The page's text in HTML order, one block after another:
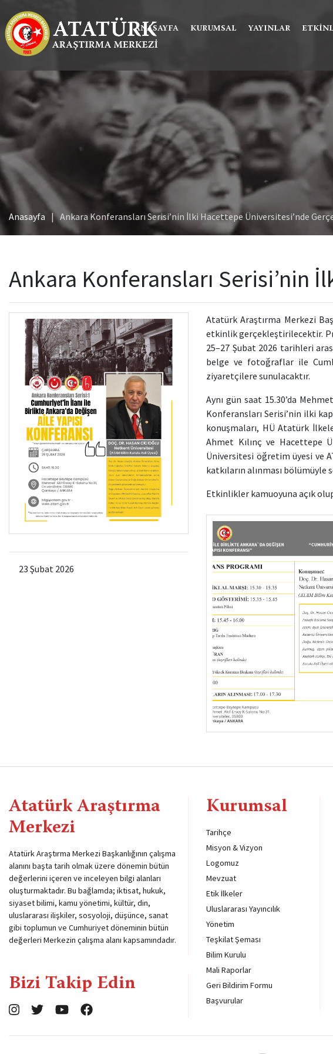
ANASAYFA KURUMSAL YAYINLAR
Anasayfa Ankara Konferansları Serisi’nin İlki Hacettepe Üniversitesi’nde
Ankara Konferansları Serisi’nin
23 Şubat 2026
Atatürk Araştırma Merkezi
etkinlik gerçekleştirilecektir.
25–27 Şubat 2026 tarihleri
belge ve fotoğraflar ile
ziyaretçilere sunulacaktır.
Aynı gün saat 15.30’da
Konferansları Serisi’nin ilki
konuşmaları, HÜ Atatürk
Ahmet Kılınç ve Hacettepe
Üniversitesi öğretim üyesi ve
katkıların alınması bölümüyle
Etkinlikler kamuoyuna açık
Atatürk Araştırma
Merkezi
Atatürk Araştırma Merkezi Başkanlığının çalışma
alanını başta tarih olmak üzere dönemin bütün
değerlerini içeren ve inceleyen bilgi alanları
oluşturmaktadır. Bu bağlamda; iktisat, hukuk,
siyaset bilimi, kamu yönetimi, kültür, din,
uluslararası ilişkiler, sosyoloji, düşünce, sanat
gibi toplumun ve Cumhuriyet döneminin bütün
değerleri Merkezin çalışma alanı kapsamındadır.
Bizi Takip Edin
Kurumsal
Tarihçe
Misyon & Vizyon
Logomuz
Mevzuat
Etik İlkeler
Uluslararası Yayıncılık
Yönetim
Teşkilat Şeması
Bilim Kurulu
Mali Raporlar
Geri Bildirim Formu
Başvurular